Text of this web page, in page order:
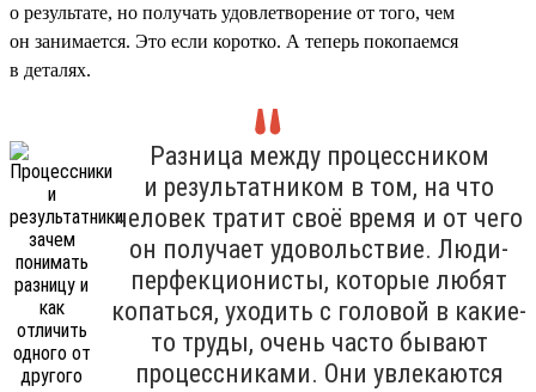
о результате, но получать удовлетворение от того, чем
он занимается. Это если коротко. А теперь покопаемся
в деталях.
Разница между процессником
и результатником в том, на что
человек тратит своё время и от чего
он получает удовольствие. Люди-
перфекционисты, которые любят
копаться, уходить с головой в какие-
то труды, очень часто бывают
процессниками. Они увлекаются